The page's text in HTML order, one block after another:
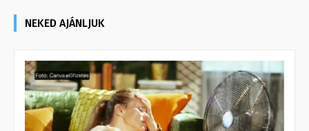
NEKED AJÁNLJUK